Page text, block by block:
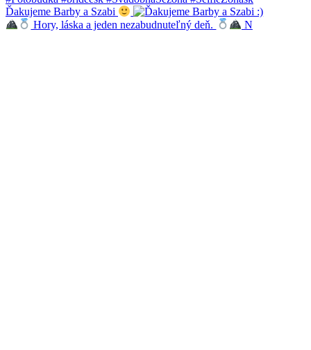
Ďakujeme Barby a Szabi
Hory, láska a jeden nezabudnuteľný deň.
N